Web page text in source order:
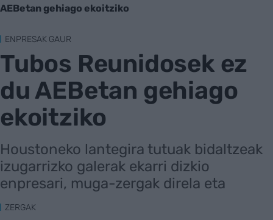
AEBetan gehiago ekoitziko
ENPRESAK GAUR
Tubos Reunidosek ez
du AEBetan gehiago
ekoitziko
Houstoneko lantegira tutuak bidaltzeak
izugarrizko galerak ekarri dizkio
enpresari, muga-zergak direla eta
ZERGAK